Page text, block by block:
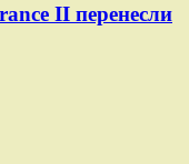
II перенесли